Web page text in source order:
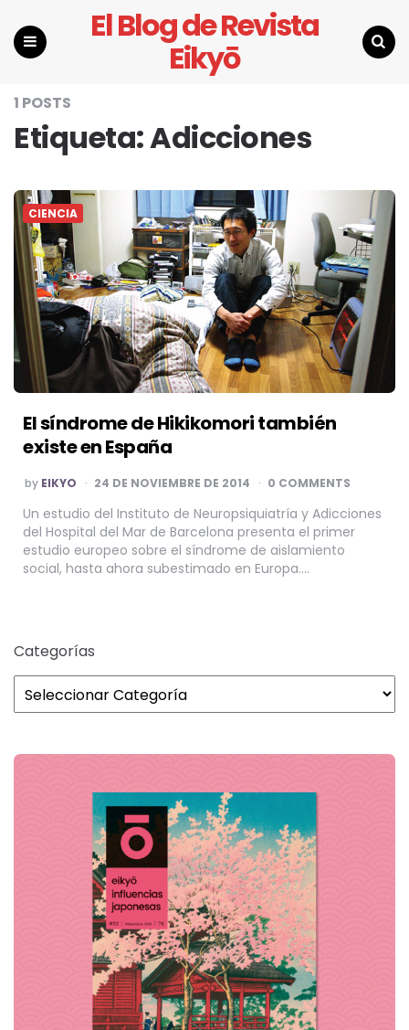
El Blog de Revista
Eikyō
1 POSTS
Etiqueta:Adicciones
CIENCIA
El síndrome de Hikikomori también
existe en España
POSTED
BY
by EIKYO 24 DE NOVIEMBRE DE 2014 0 COMMENTS
Un estudio del Instituto de Neuropsiquiatría y Adicciones
del Hospital del Mar de Barcelona presenta el primer
estudio europeo sobre el síndrome de aislamiento
social, hasta ahora subestimado en Europa….
Categorías